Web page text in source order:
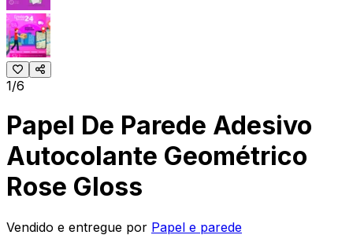
1/6
Papel De Parede Adesivo
Autocolante Geométrico
Rose Gloss
Vendido e entregue por Papel e parede